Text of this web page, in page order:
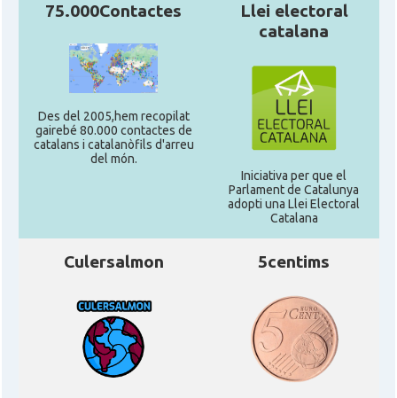
75.000Contactes
Des del 2005,hem recopilat
gairebé 80.000 contactes de
catalans i catalanòfils d'arreu
del món.
Llei electoral
catalana
Iniciativa per que el
Parlament de Catalunya
adopti una Llei Electoral
Catalana
Culersalmon 5centims